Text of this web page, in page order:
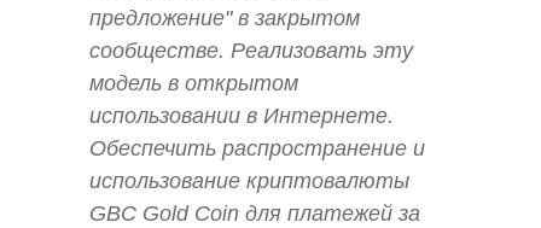
предложение" в закрытом
сообществе. Реализовать эту
модель в открытом
использовании в Интернете.
Обеспечить распространение и
использование криптовалюты
GBC Gold Coin для платежей за